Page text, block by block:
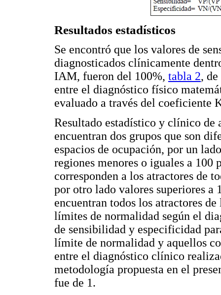
Resultados estadísticos
Se encontró que los valores de
diagnosticados clínicamente
IAM, fueron del 100%, tabla 2,
entre el diagnóstico físico
evaluado a través del coeficiente
Resultado estadístico y clínico de
encuentran dos grupos que son
espacios de ocupación, por un
regiones menores o iguales a
corresponden a los atractores de
por otro lado valores superiores a
encuentran todos los atractores
límites de normalidad según el
de sensibilidad y especificidad
límite de normalidad y aquellos
entre el diagnóstico clínico
metodología propuesta en el
fue de 1.